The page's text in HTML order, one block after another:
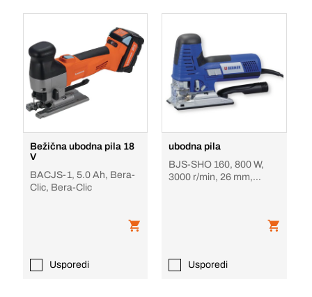
Bežična ubodna pila 18
V
BACJS-1, 5.0 Ah, Bera-
Clic, Bera-Clic
Usporedi
ubodna pila
BJS-SHO 160, 800 W,
3000 r/min, 26 mm,
Usporedi